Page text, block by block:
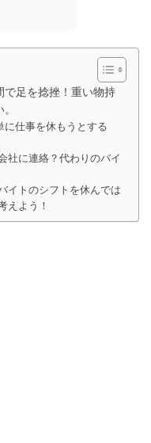
で足を捻挫！重い物持
に仕事を休もうとする
社に連絡？代わりのバイ
イトのシフトを休んでは
えよう！